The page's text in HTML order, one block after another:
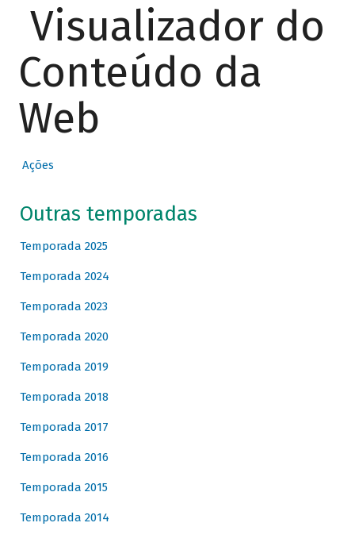
Visualizador do
Conteúdo da
Web
Ações
Outras temporadas
Temporada 2025
Temporada 2024
Temporada 2023
Temporada 2020
Temporada 2019
Temporada 2018
Temporada 2017
Temporada 2016
Temporada 2015
Temporada 2014